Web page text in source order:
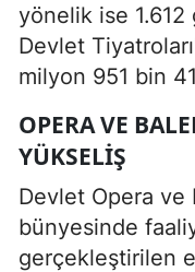
yönelik ise
Devlet
milyon 951 bin
OPERA VE
YÜKSELIŞ
Devlet Opera ve
bünyesinde
gerçekleştirilen